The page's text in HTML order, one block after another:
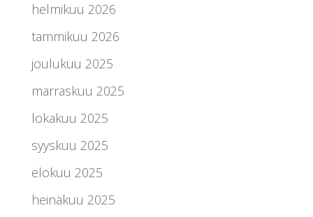
helmikuu 2026
tammikuu 2026
joulukuu 2025
marraskuu 2025
lokakuu 2025
syyskuu 2025
elokuu 2025
heinäkuu 2025